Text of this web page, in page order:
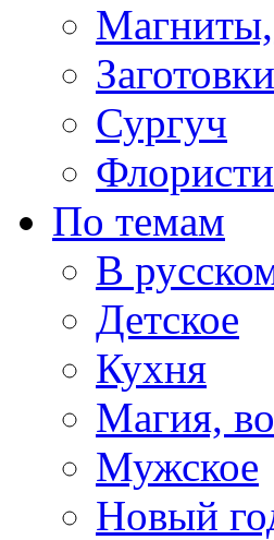
Магниты,
Заготовки
Сургуч
По темам
В
Детское
Кухня
Магия,
Мужское
Новый